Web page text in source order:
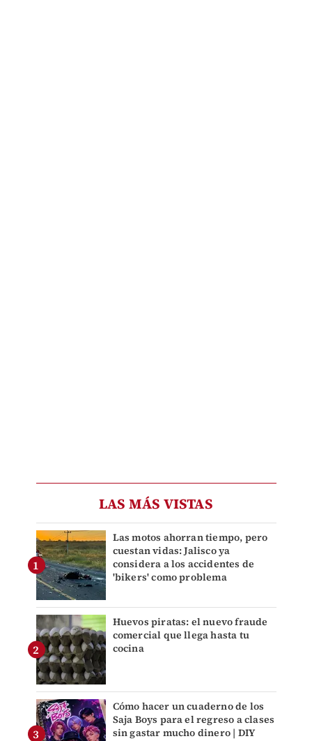
LAS MÁS VISTAS
Las motos ahorran tiempo, pero
cuestan vidas: Jalisco ya
considera a los accidentes de
'bikers' como problema
Huevos piratas: el nuevo fraude
comercial que llega hasta tu
cocina
Cómo hacer un cuaderno de los
Saja Boys para el regreso a clases
sin gastar mucho dinero | DIY